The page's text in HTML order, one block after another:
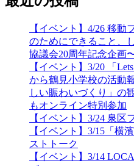
2022年10月
2022年8月
2022年7月
2022年6月
2022年5月
2022年4月
2022年3月
2022年2月
2022年1月
2021年12月
2021年11月
2021年10月